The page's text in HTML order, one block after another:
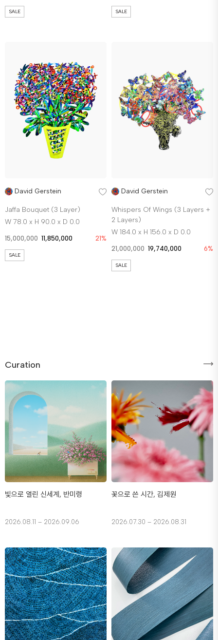
SALE SALE
David Gerstein
Jaffa Bouquet (3 Layer)
W 78.0 x H 90.0 x D 0.0
15,000,000 11,850,000 21%
SALE
David Gerstein
Whispers Of Wings (3 Layers +
2 Layers)
W 184.0 x H 156.0 x D 0.0
21,000,000 19,740,000 6%
SALE
Curation
빛으로 열린 신세계, 반미령
2026.08.11 – 2026.09.06
꽃으로 쓴 시간, 김제원
2026.07.30 – 2026.08.31